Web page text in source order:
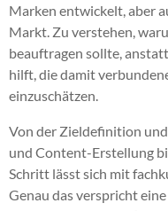
Marken entwickelt, aber
Markt. Zu verstehen,
beauftragen sollte,
hilft, die damit
einzuschätzen.
Von der Zieldefinition
und Content-Erstellung
Schritt lässt sich mit
Genau das verspricht